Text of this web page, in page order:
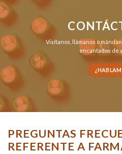
Visítanos, llámanoso
encantados de
PREGUNTAS
REFERENTE A